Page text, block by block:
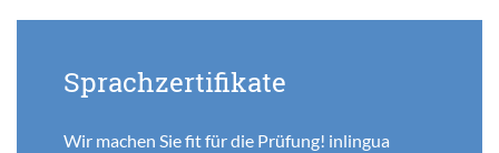
Sprachzertifikate
Wir machen Sie fit für die Prüfung! inlingua